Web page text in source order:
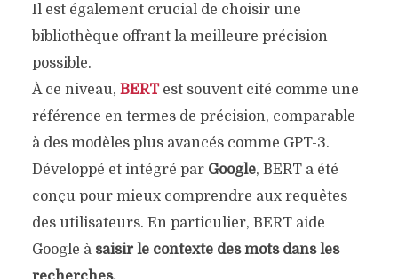
Il est également crucial de choisir une
bibliothèque offrant la meilleure précision
possible.
À ce niveau, BERTest souvent cité comme une
référence en termes de précision, comparable
à des modèles plus avancés comme GPT-3.
Développé et intégré par Google, BERT a été
conçu pour mieux comprendre aux requêtes
des utilisateurs. En particulier, BERT aide
Google à saisir le contexte des mots dans les